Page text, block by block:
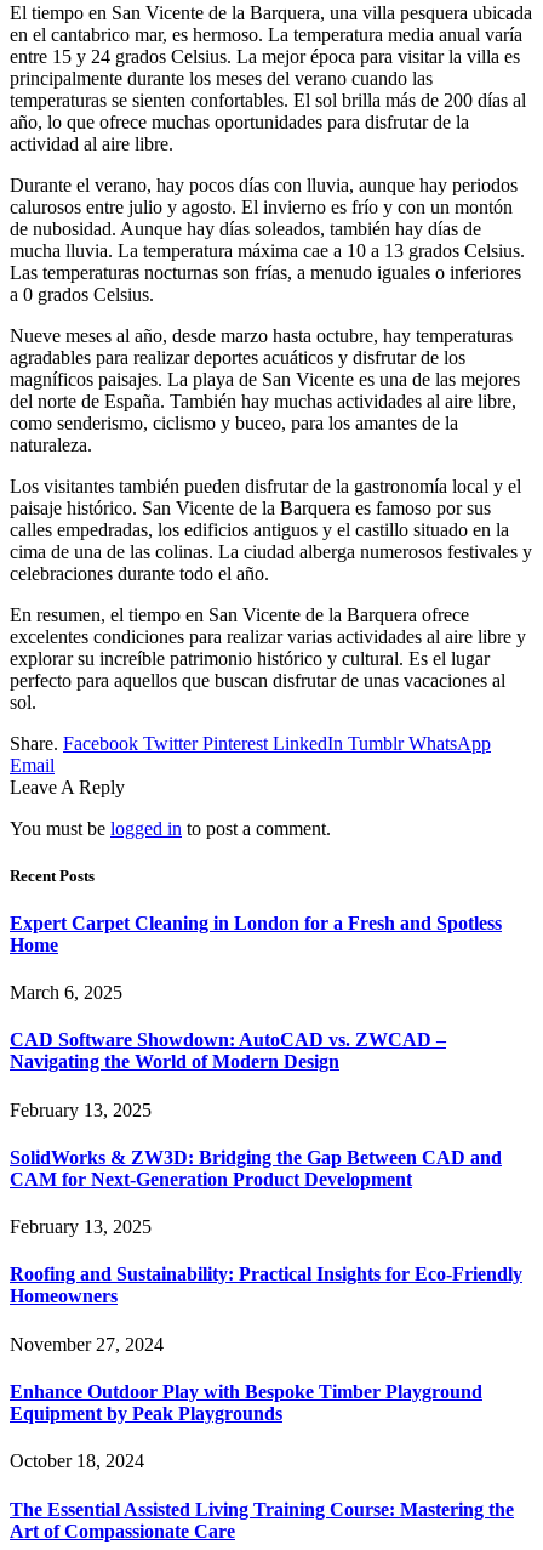
El tiempo en San Vicente de la Barquera, una villa pesquera ubicada
en el cantabrico mar, es hermoso. La temperatura media anual varía
entre 15 y 24 grados Celsius. La mejor época para visitar la villa es
principalmente durante los meses del verano cuando las
temperaturas se sienten confortables. El sol brilla más de 200 días al
año, lo que ofrece muchas oportunidades para disfrutar de la
actividad al aire libre.
Durante el verano, hay pocos días con lluvia, aunque hay periodos
calurosos entre julio y agosto. El invierno es frío y con un montón
de nubosidad. Aunque hay días soleados, también hay días de
mucha lluvia. La temperatura máxima cae a 10 a 13 grados Celsius.
Las temperaturas nocturnas son frías, a menudo iguales o inferiores
a 0 grados Celsius.
Nueve meses al año, desde marzo hasta octubre, hay temperaturas
agradables para realizar deportes acuáticos y disfrutar de los
magníficos paisajes. La playa de San Vicente es una de las mejores
del norte de España. También hay muchas actividades al aire libre,
como senderismo, ciclismo y buceo, para los amantes de la
naturaleza.
Los visitantes también pueden disfrutar de la gastronomía local y el
paisaje histórico. San Vicente de la Barquera es famoso por sus
calles empedradas, los edificios antiguos y el castillo situado en la
cima de una de las colinas. La ciudad alberga numerosos festivales y
celebraciones durante todo el año.
En resumen, el tiempo en San Vicente de la Barquera ofrece
excelentes condiciones para realizar varias actividades al aire libre y
explorar su increíble patrimonio histórico y cultural. Es el lugar
perfecto para aquellos que buscan disfrutar de unas vacaciones al
sol.
Share. Facebook Twitter Pinterest LinkedIn Tumblr WhatsApp
Email
Leave A Reply
You must be logged in to post a comment.
Recent Posts
Expert Carpet Cleaning in London for a Fresh and Spotless
Home
March 6, 2025
CAD Software Showdown: AutoCAD vs. ZWCAD –
Navigating the World of Modern Design
February 13, 2025
SolidWorks & ZW3D: Bridging the Gap Between CAD and
CAM for Next-Generation Product Development
February 13, 2025
Roofing and Sustainability: Practical Insights for Eco-Friendly
Homeowners
November 27, 2024
Enhance Outdoor Play with Bespoke Timber Playground
Equipment by Peak Playgrounds
October 18, 2024
The Essential Assisted Living Training Course: Mastering the
Art of Compassionate Care